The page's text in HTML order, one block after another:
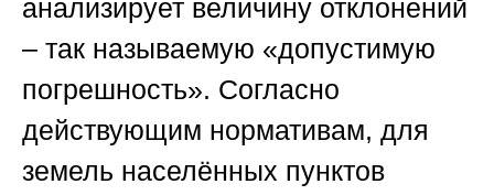
анализирует величину отклонений
– так называемую «допустимую
погрешность». Согласно
действующим нормативам, для
земель населённых пунктов